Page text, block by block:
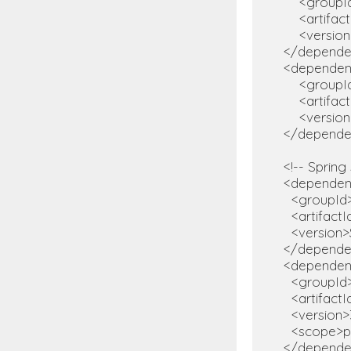
</
</
<!--
</
</